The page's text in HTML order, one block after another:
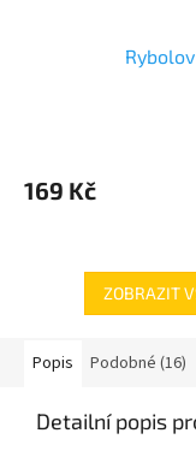
169 Kč
ZOBRAZIT
Popis Podobné (16)
Detailní popis